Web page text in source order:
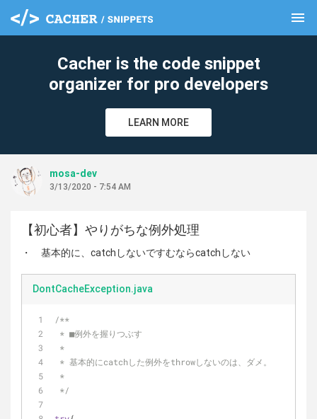
menu
Cacher is the code snippet
organizer for pro developers
LEARN MORE
mosa-dev
3/13/2020 - 7:54 AM
【初心者】やりがちな例外処理
・ 基本的に、catchしないですむならcatchしない
DontCacheException.java
/**
* ■例外を握りつぶす
*
* 基本的にcatchした例外をthrowしないのは、ダメ。
*
*/
clear